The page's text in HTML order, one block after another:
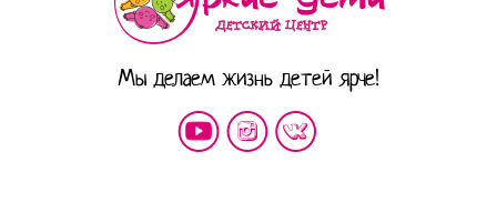
Мы делаем жизнь детей ярче!